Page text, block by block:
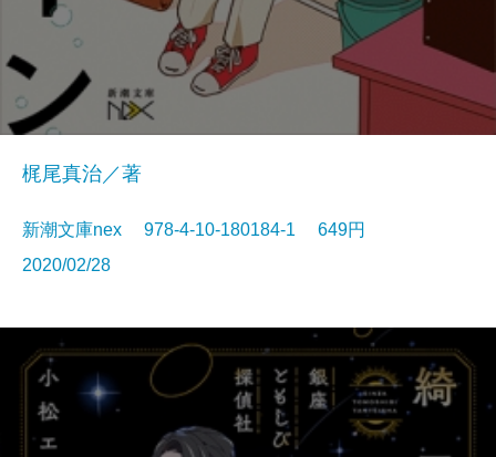
梶尾真治／著
新潮文庫nex 978-4-10-180184-1 649円
2020/02/28